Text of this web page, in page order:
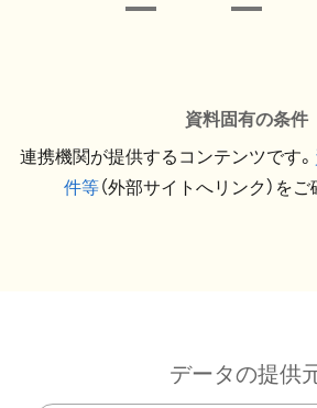
資料固有の条件
連携機関が提供するコンテンツです。
件等（外部サイトへリンク）をご
データの提供